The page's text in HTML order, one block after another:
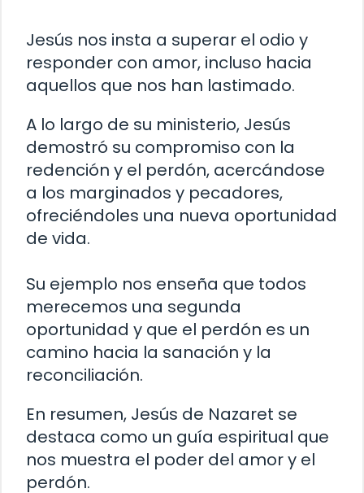
Jesús nos insta a superar el odio y
responder con amor, incluso hacia
aquellos que nos han lastimado.
A lo largo de su ministerio, Jesús
demostró su compromiso con la
redención y el perdón, acercándose
a los marginados y pecadores,
ofreciéndoles una nueva oportunidad
de vida.
Su ejemplo nos enseña que todos
merecemos una segunda
oportunidad y que el perdón es un
camino hacia la sanación y la
reconciliación.
En resumen, Jesús de Nazaret se
destaca como un guía espiritual que
nos muestra el poder del amor y el
perdón.